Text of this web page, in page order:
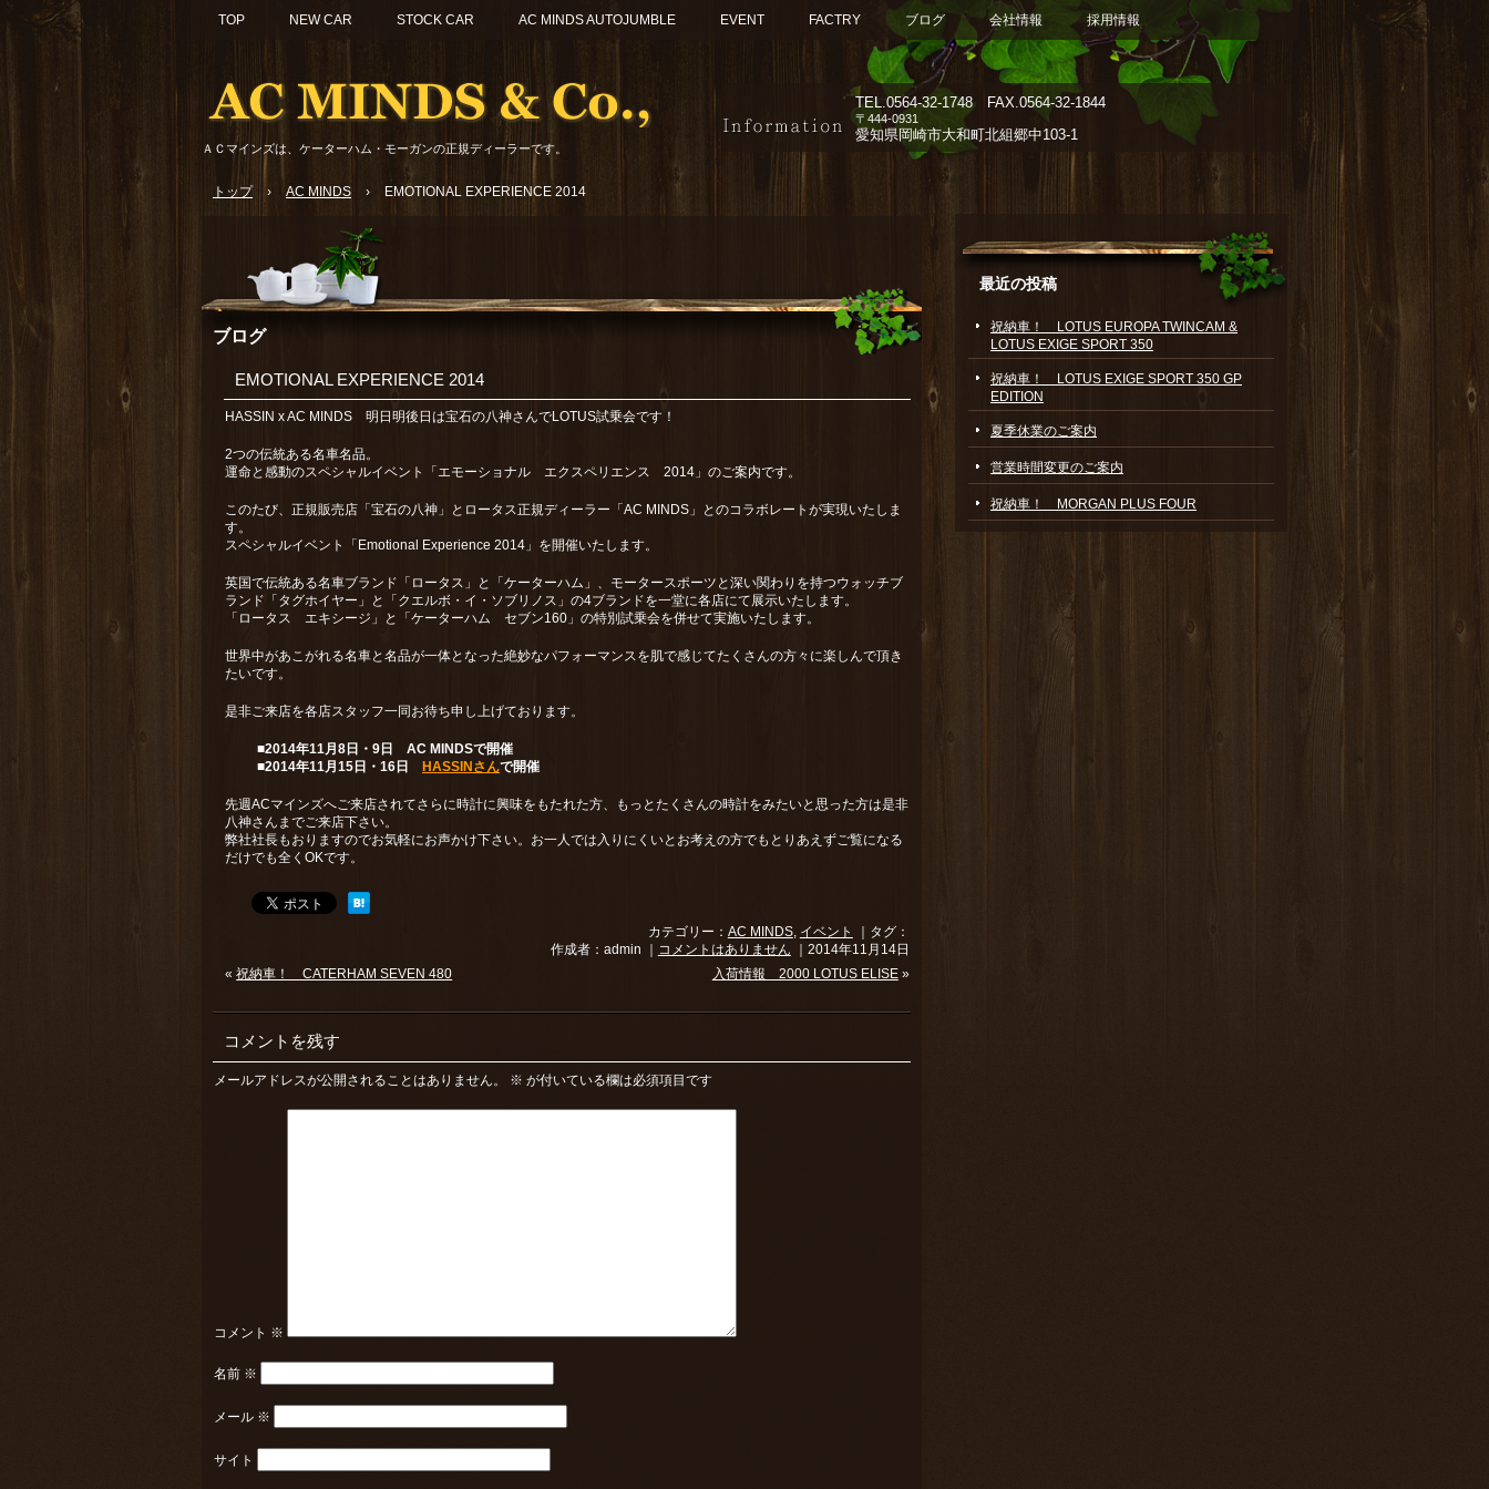
ＡＣマインズは、ケーターハム・モーガンの正規ディーラーです。
TEL.0564-32-1748 FAX.0564-32-1844
〒444-0931
愛知県岡崎市大和町北組郷中103-1
TOP NEW CAR STOCK CAR AC MINDS AUTOJUMBLE EVENT FACTRY ブログ 会社情報 採用情報
トップ › AC MINDS › EMOTIONAL EXPERIENCE 2014
ブログ
EMOTIONAL EXPERIENCE 2014
HASSIN x AC MINDS 明日明後日は宝石の八神さんでLOTUS試乗会です！
2つの伝統ある名車名品。
運命と感動のスペシャルイベント「エモーショナル エクスペリエンス 2014」のご案内です。
このたび、正規販売店「宝石の八神」とロータス正規ディーラー「AC MINDS」とのコラボレートが実現いたしま
す。
スペシャルイベント「Emotional Experience 2014」を開催いたします。
英国で伝統ある名車ブランド「ロータス」と「ケーターハム」、モータースポーツと深い関わりを持つウォッチブ
ランド「タグホイヤー」と「クエルボ・イ・ソブリノス」の4ブランドを一堂に各店にて展示いたします。
「ロータス エキシージ」と「ケーターハム セブン160」の特別試乗会を併せて実施いたします。
世界中があこがれる名車と名品が一体となった絶妙なパフォーマンスを肌で感じてたくさんの方々に楽しんで頂き
たいです。
是非ご来店を各店スタッフ一同お待ち申し上げております。
■2014年11月8日・9日 AC MINDSで開催
■2014年11月15日・16日
HASSINさんで開催
先週ACマインズへご来店されてさらに時計に興味をもたれた方、もっとたくさんの時計をみたいと思った方は是非
八神さんまでご来店下さい。
弊社社長もおりますのでお気軽にお声かけ下さい。お一人では入りにくいとお考えの方でもとりあえずご覧になる
だけでも全くOKです。
カテゴリー： AC MINDS, イベント
｜タグ：
作成者：admin ｜ コメントはありません ｜2014年11月14日
«祝納車！ CATERHAM SEVEN 480 入荷情報 2000 LOTUS ELISE»
コメントを残す
メールアドレスが公開されることはありません。 ※ が付いている欄は必須項目です
コメント ※
名前 ※
メール ※
サイト
最近の投稿
祝納車！ LOTUS EUROPA TWINCAM &
LOTUS EXIGE SPORT 350
祝納車！ LOTUS EXIGE SPORT 350 GP
EDITION
夏季休業のご案内
営業時間変更のご案内
祝納車！ MORGAN PLUS FOUR